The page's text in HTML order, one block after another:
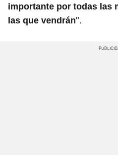
importante por todas las
las que vendrán".